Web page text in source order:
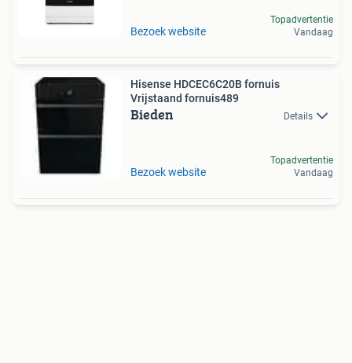
Bezoek website
Topadvertentie
Vandaag
Hisense HDCEC6C20B fornuis
Vrijstaand fornuis489
Bieden Details
Bezoek website
Topadvertentie
Vandaag